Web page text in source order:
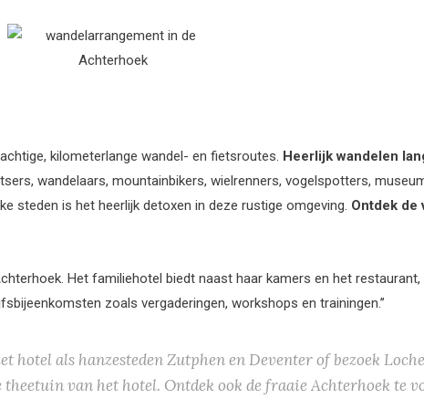
kilometerlange wandel- en fietsroutes. Heerlijk wandelen
wandelaars, mountainbikers, wielrenners, vogelspotters,
steden is het heerlijk detoxen in deze rustige omgeving. Ontdek de
Het familiehotel biedt naast haar kamers en het restaurant,
zoals vergaderingen, workshops en trainingen.’’
als hanzesteden Zutphen en Deventer of bezoek
van het hotel. Ontdek ook de fraaie Achterhoek te